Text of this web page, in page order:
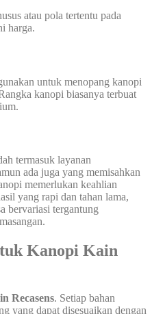
atau pola tertentu pada
harga.
untuk menopang kanopi
kanopi biasanya terbuat
termasuk layanan
ada juga yang memisahkan
memerlukan keahlian
yang rapi dan tahan lama,
bervariasi tergantung
Kanopi Kain
Recasens. Setiap bahan
yang dapat disesuaikan dengan